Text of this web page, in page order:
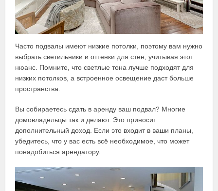
Часто подвалы имеют низкие потолки, поэтому вам нужно
выбрать светильники и оттенки для стен, учитывая этот
нюанс. Помните, что светлые тона лучше подходят для
низких потолков, а встроенное освещение даст больше
пространства.
Вы собираетесь сдать в аренду ваш подвал? Многие
домовладельцы так и делают. Это приносит
дополнительный доход. Если это входит в ваши планы,
убедитесь, что у вас есть всё необходимое, что может
понадобиться арендатору.